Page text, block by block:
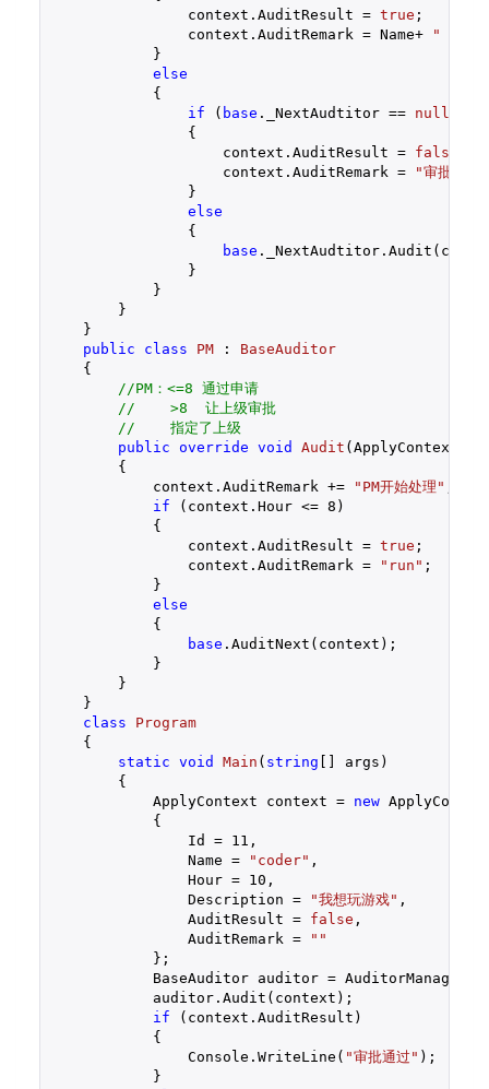
                context.AuditResult =
true ;
                context.AuditRemark = Name+
"
            }
else
            {
if ( base ._NextAudtitor == null
                {
                    context.AuditResult =
false
                    context.AuditRemark =
"审批不通
                }
else
                {
base
                }
            }
        }
    }
public
class PM : BaseAuditor
    {
//PM：<=8 通过申请
//    >8  让上级审批
//    指定了上级
public override void Audit (ApplyContext
{
            context.AuditRemark +=
"PM开始处理"
if (context.Hour <= 8 )
            {
                context.AuditResult =
true ;
                context.AuditRemark =
"run" ;
            }
else
            {
base .AuditNext(context);
            }
        }
    }
class
Program
    {
static void Main ( string [] args )
{
            ApplyContext context =
new
            {
                Id =
11 ,
                Name =
"coder" ,
                Hour =
10 ,
                Description =
"我想玩游戏" ,
                AuditResult =
false ,
                AuditRemark =
""
            };
BaseAuditor auditor =
            auditor.Audit(context);
if (context.AuditResult)
            {
                Console.WriteLine(
"审批通过" );
            }